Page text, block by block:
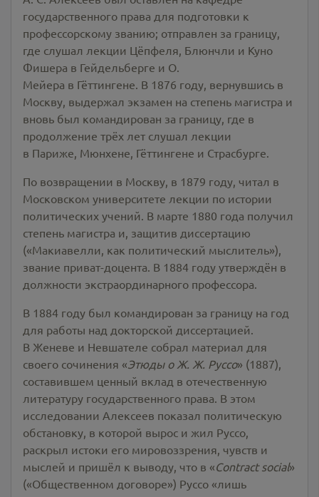
государственного права для подготовки к
профессорскому званию; отправлен за границу,
где слушал лекции Цёпфеля, Блюнчли и Куно
Фишера в Гейдельберге и О.
Мейера в Гёттингене. В 1876 году, вернувшись в
Москву, выдержал экзамен на степень магистра и
вновь был командирован за границу, где в
продолжение трёх лет слушал лекции
в Париже, Мюнхене, Гёттингене и Страсбурге.
По возвращении в Москву, в 1879 году, читал в
Московском университете лекции по истории
политических учений. В марте 1880 года получил
степень магистра и, защитив диссертацию
(«Макиавелли, как политический мыслитель»),
звание приват-доцента. В 1884 году утверждён в
должности экстраординарного профессора.
В 1884 году был командирован за границу на год
для работы над докторской диссертацией.
В Женеве и Невшателе собрал материал для
своего сочинения «Этюды о Ж. Ж. Руссо» (1887),
составившем ценный вклад в отечественную
литературу государственного права. В этом
исследовании Алексеев показал политическую
обстановку, в которой вырос и жил Руссо,
раскрыл истоки его мировоззрения, чувств и
мыслей и пришёл к выводу, что в «Contract social»
(«Общественном договоре») Руссо «лишь